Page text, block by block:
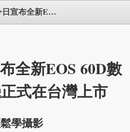
Canon今日宣布全新EOS 60D數位單眼相機正式在台灣上市
全新EOS 60D數
式在台灣上市
學攝影